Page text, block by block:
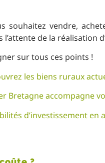
souhaitez vendre,
de la réalisation
sur tous ces points !
les biens ruraux
Bretagne accompagne
d’investissement en